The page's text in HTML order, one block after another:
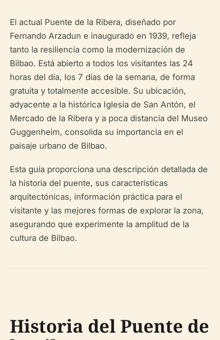
El actual Puente de la Ribera, diseñado por
Fernando Arzadun e inaugurado en 1939, refleja
tanto la resiliencia como la modernización de
Bilbao. Está abierto a todos los visitantes las 24
horas del día, los 7 días de la semana, de forma
gratuita y totalmente accesible. Su ubicación,
adyacente a la histórica Iglesia de San Antón, el
Mercado de la Ribera y a poca distancia del Museo
Guggenheim, consolida su importancia en el
paisaje urbano de Bilbao.
Esta guía proporciona una descripción detallada de
la historia del puente, sus características
arquitectónicas, información práctica para el
visitante y las mejores formas de explorar la zona,
asegurando que experimente la amplitud de la
cultura de Bilbao.
Historia del Puente de